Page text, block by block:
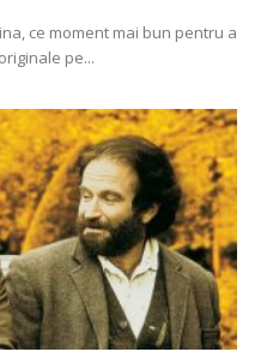
ce moment mai bun pentru a
pe...